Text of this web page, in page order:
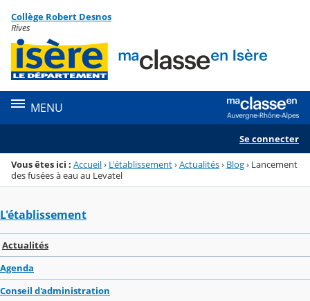
Menu de la rubrique
Contenu
Collège Robert Desnos
Rives
MENU
Se connecter
Vous êtes ici : Accueil› L'établissement›Actualités› Blog› Lancement
des fusées à eau au Levatel
L'établissement
Actualités
Agenda
Conseil d'administration